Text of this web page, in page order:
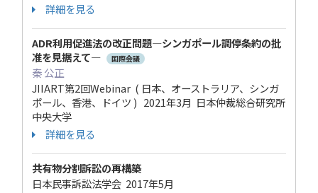
詳細を見る
ADR利用促進法の改正問題―シンガポール調停条約の批
准を見据えて―
国際会議
秦 公正
JIIART第2回Webinar ( 日本、オーストラリア、シンガ
ポール、香港、ドイツ ) 2021年3月 日本仲裁総合研究所
中央大学
詳細を見る
共有物分割訴訟の再構築
日本民事訴訟法学会 2017年5月